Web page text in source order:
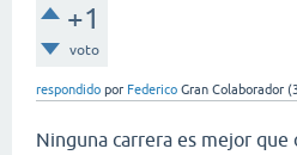
+1
voto
respondido por Federico Gran Colaborador (
Ninguna carrera es mejor que